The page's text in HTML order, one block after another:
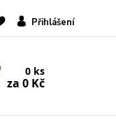
Přihlášení
0 ks
za 0 Kč